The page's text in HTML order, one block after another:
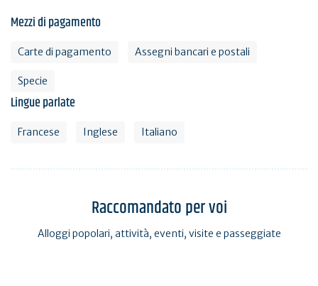
Mezzi di pagamento
Carte di pagamento Assegni bancari e postali
Specie
Lingue parlate
Francese Inglese Italiano
Raccomandato per voi
Alloggi popolari, attività, eventi, visite e passeggiate